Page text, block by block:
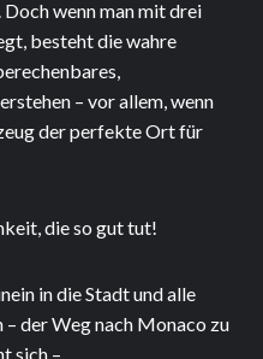
wenn man mit drei
besteht die wahre
– vor allem, wenn
der perfekte Ort für
die so gut tut!
in die Stadt und alle
der Weg nach Monaco zu
sich –